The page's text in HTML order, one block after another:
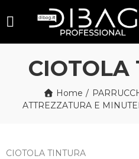
CIOTOLA
Home
ATTREZZATURA E
CIOTOLA TINTURA